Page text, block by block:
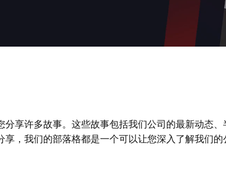
分享许多故事。这些故事包括我们公司的最新动态
享，我们的部落格都是一个可以让您深入了解我们